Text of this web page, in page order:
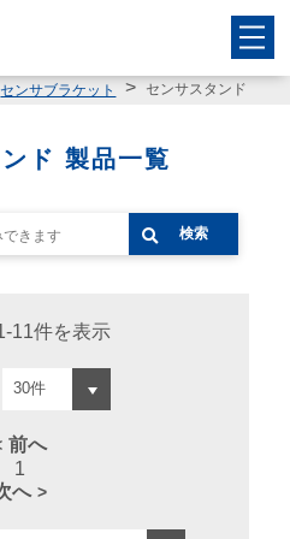
センサブラケット センサスタンド
ド 製品一覧
検索
11件を表示
前へ
1
へ